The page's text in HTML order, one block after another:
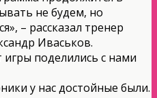
не будем, но
– рассказал тренер
Иваськов.
поделились с нами
у нас достойные были.